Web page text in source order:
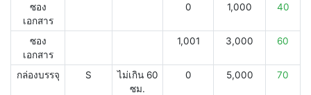
ซอง
เอกสาร
0 1,000 40
ซอง
เอกสาร
1,001 3,000 60
กล่องบรรจุ S
ไม่เกิน 60
ซม.
0 5,000 70